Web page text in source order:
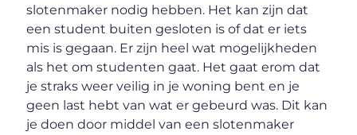
slotenmaker nodig hebben. Het kan zijn dat
een student buiten gesloten is of dat er iets
mis is gegaan. Er zijn heel wat mogelijkheden
als het om studenten gaat. Het gaat erom dat
je straks weer veilig in je woning bent en je
geen last hebt van wat er gebeurd was. Dit kan
je doen door middel van een slotenmaker